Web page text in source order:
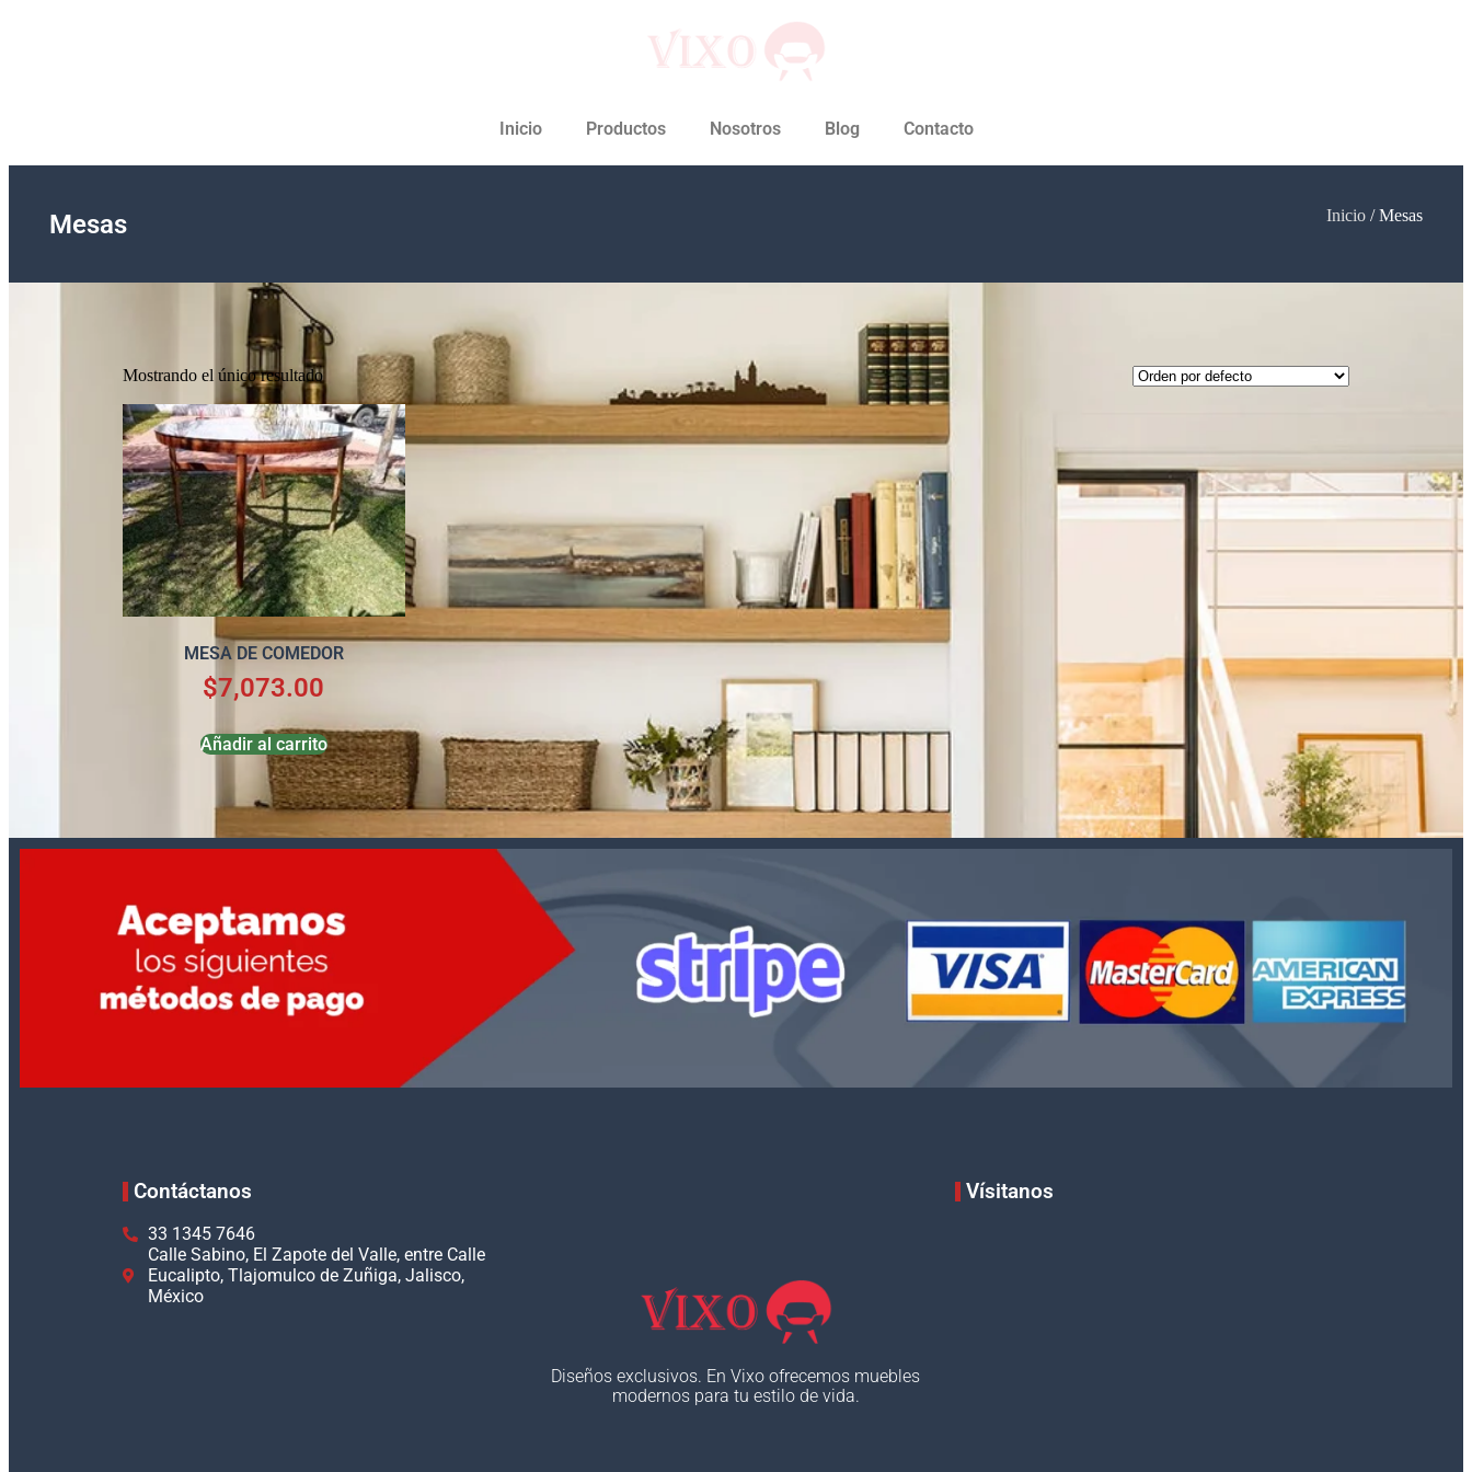
Inicio Productos Nosotros Blog Contacto
Mesas Inicio / Mesas
Mostrando el único resultado
MESA DE COMEDOR
$7,073.00
Añadir al carrito
Contáctanos
33 1345 7646
Calle Sabino, El Zapote del Valle, entre Calle
Eucalipto, Tlajomulco de Zuñiga, Jalisco,
México
Diseños exclusivos. En Vixo ofrecemos muebles
modernos para tu estilo de vida.
Vísitanos